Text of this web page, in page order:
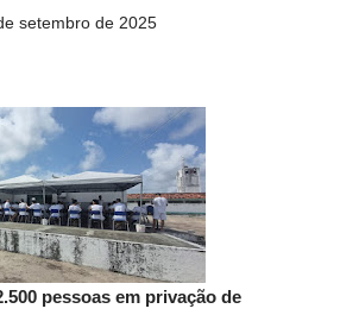
setembro de 2025
pessoas em privação de